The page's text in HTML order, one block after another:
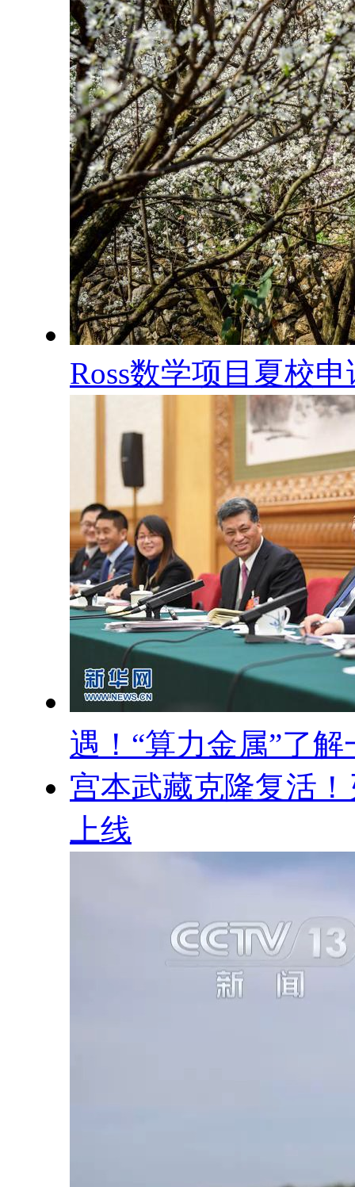
Ross数学项目夏校
遇！“算力金属”了解
宫本武藏克隆复活
上线